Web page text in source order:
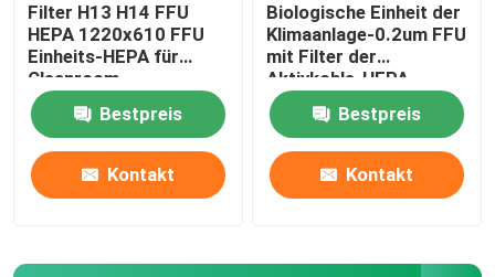
V-Bank-Filter
Aktivkohle-Luftfilter
Anschlusskasten HEPA
Filter H13 H14 FFU
HEPA 1220x610 FFU
Einheits-HEPA für
Cleanroom
Bestpreis
Kontakt
Biologische Einheit der
Klimaanlage-0.2um FFU
mit Filter der
Aktivkohle-HEPA
Bestpreis
Kontakt